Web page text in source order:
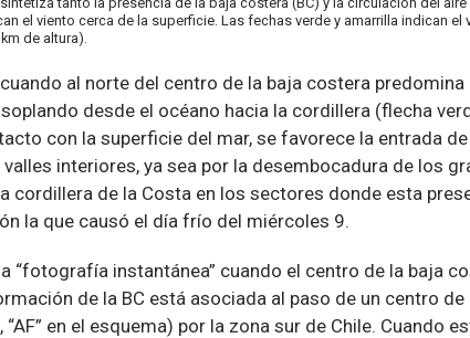
el viento cerca de la superficie. Las fechas verde y amarrilla indican el
de altura).
al norte del centro de la baja costera
desde el océano hacia la cordillera (flecha
con la superficie del mar, se favorece la entrada
interiores, ya sea por la desembocadura de los
cordillera de la Costa en los sectores donde esta
la que causó el día frío del miércoles 9.
“fotografía instantánea” cuando el centro de la baja
de la BC está asociada al paso de un centro
en el esquema) por la zona sur de Chile. Cuando